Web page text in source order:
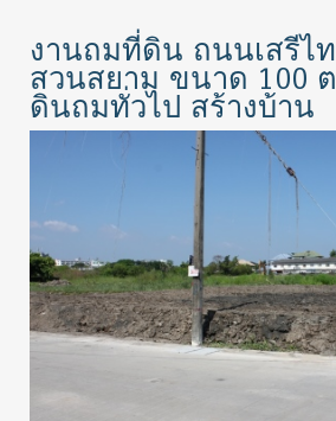
งานถมที่ดิน ถนนเสรีไ
สวนสยาม ขนาด 100
ดินถมทั่วไป สร้างบ้าน